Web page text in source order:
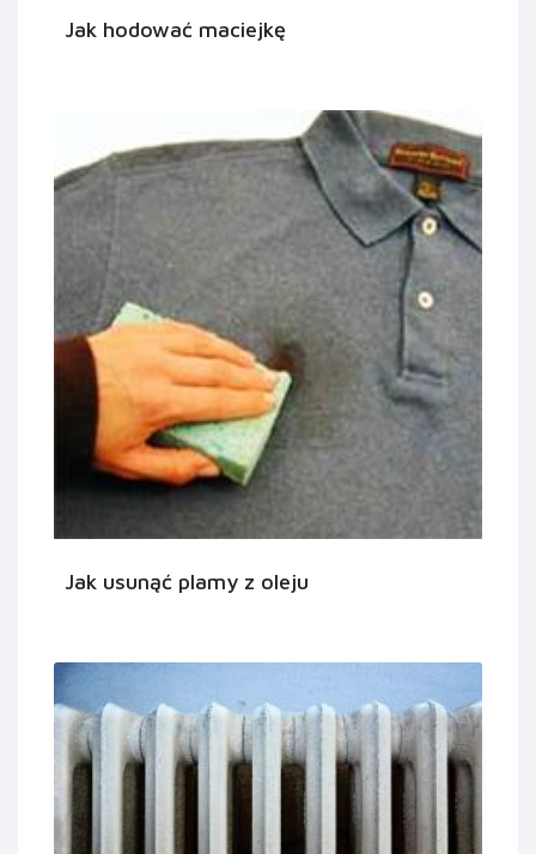
Jak hodować maciejkę
Jak usunąć plamy z oleju